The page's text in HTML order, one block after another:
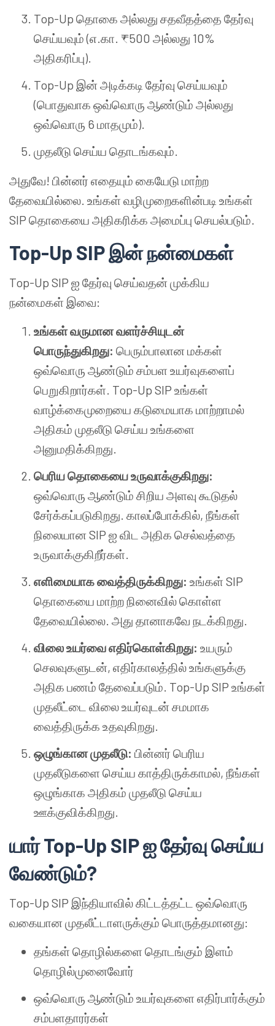
Top-Up தொகை அல்லது சதவீதத்தை தேர்வு
செய்யவும் (எ.கா. ₹500 அல்லது 10%
அதிகரிப்பு).
Top-Up இன் அடிக்கடி தேர்வு செய்யவும்
(பொதுவாக ஒவ்வொரு ஆண்டும் அல்லது
ஒவ்வொரு 6 மாதமும்).
முதலீடு செய்ய தொடங்கவும்.
அதுவே! பின்னர் எதையும் கையேடு மாற்ற
தேவையில்லை. உங்கள் வழிமுறைகளின்படி உங்கள்
SIP தொகையை அதிகரிக்க அமைப்பு செயல்படும்.
Top-Up SIP இன் நன்மைகள்
Top-Up SIP ஐ தேர்வு செய்வதன் முக்கிய
நன்மைகள் இவை:
உங்கள் வருமான வளர்ச்சியுடன்
பொருந்துகிறது: பெரும்பாலான மக்கள்
ஒவ்வொரு ஆண்டும் சம்பள உயர்வுகளைப்
பெறுகிறார்கள். Top-Up SIP உங்கள்
வாழ்க்கைமுறையை கடுமையாக மாற்றாமல்
அதிகம் முதலீடு செய்ய உங்களை
அனுமதிக்கிறது.
பெரிய தொகையை உருவாக்குகிறது:
ஒவ்வொரு ஆண்டும் சிறிய அளவு கூடுதல்
சேர்க்கப்படுகிறது. காலப்போக்கில், நீங்கள்
நிலையான SIP ஐ விட அதிக செல்வத்தை
உருவாக்குகிறீர்கள்.
எளிமையாக வைத்திருக்கிறது: உங்கள் SIP
தொகையை மாற்ற நினைவில் கொள்ள
தேவையில்லை. அது தானாகவே நடக்கிறது.
விலை உயர்வை எதிர்கொள்கிறது: உயரும்
செலவுகளுடன், எதிர்காலத்தில் உங்களுக்கு
அதிக பணம் தேவைப்படும். Top-Up SIP உங்கள்
முதலீட்டை விலை உயர்வுடன் சமமாக
வைத்திருக்க உதவுகிறது.
ஒழுங்கான முதலீடு: பின்னர் பெரிய
முதலீடுகளை செய்ய காத்திருக்காமல், நீங்கள்
ஒழுங்காக அதிகம் முதலீடு செய்ய
ஊக்குவிக்கிறது.
யார் Top-Up SIP ஐ தேர்வு செய்ய
வேண்டும்?
Top-Up SIP இந்தியாவில் கிட்டத்தட்ட ஒவ்வொரு
வகையான முதலீட்டாளருக்கும் பொருத்தமானது:
தங்கள் தொழில்களை தொடங்கும் இளம்
தொழில்முனைவோர்
ஒவ்வொரு ஆண்டும் உயர்வுகளை எதிர்பார்க்கும்
சம்பளதாரர்கள்